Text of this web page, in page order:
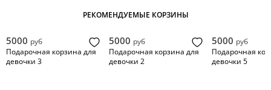
РЕКОМЕНДУЕМЫЕ КОРЗИНЫ
5000 руб
Подарочная корзина для
девочки 3
5000 руб
Подарочная корзина для
девочки 2
5000 руб
Подарочная
девочки 5